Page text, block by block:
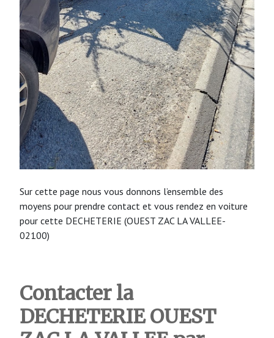
Sur cette page nous vous donnons l’ensemble des
moyens pour prendre contact et vous rendez en voiture
pour cette DECHETERIE (OUEST ZAC LA VALLEE-
02100)
Contacter la
DECHETERIEOUEST